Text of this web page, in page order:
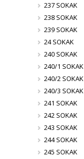
237 SOKAK
238 SOKAK
239 SOKAK
24 SOKAK
240 SOKAK
240/1 SOKAK
240/2 SOKAK
240/3 SOKAK
241 SOKAK
242 SOKAK
243 SOKAK
244 SOKAK
245 SOKAK